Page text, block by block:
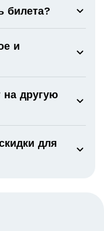
билета?
и
другую
для